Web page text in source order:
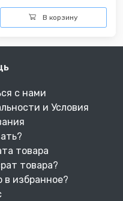
В корзину
с нами
и Условия
товара
товара?
в избранное?